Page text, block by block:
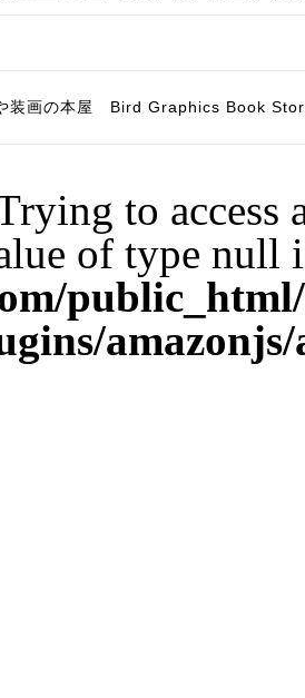
装画の本屋 Bird Graphics Book
to access
of type null